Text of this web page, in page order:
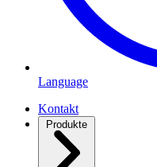
Language
Kontakt
Produkte